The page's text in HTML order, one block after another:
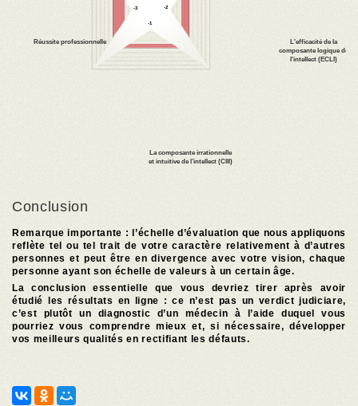
Conclusion
Remarque importante : l’échelle d’évaluation que nous appliquons
reflète tel ou tel trait de votre caractère relativement à d’autres
personnes et peut être en divergence avec votre vision, chaque
personne ayant son échelle de valeurs à un certain âge.
La conclusion essentielle que vous devriez tirer après avoir
étudié les résultats en ligne : ce n’est pas un verdict judiciare,
c’est plutôt un diagnostic d’un médecin à l’aide duquel vous
pourriez vous comprendre mieux et, si nécessaire, développer
vos meilleurs qualités en rectifiant les défauts.